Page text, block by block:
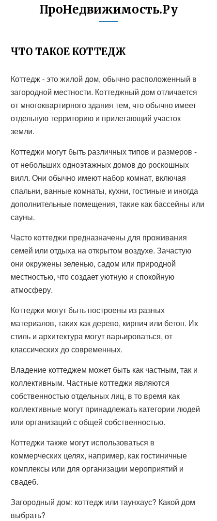
ПроНедвижимость.Ру
ЧТО ТАКОЕ КОТТЕДЖ
Коттедж - это жилой дом, обычно расположенный в
загородной местности. Коттеджный дом отличается
от многоквартирного здания тем, что обычно имеет
отдельную территорию и прилегающий участок
земли.
Коттеджи могут быть различных типов и размеров -
от небольших одноэтажных домов до роскошных
вилл. Они обычно имеют набор комнат, включая
спальни, ванные комнаты, кухни, гостиные и иногда
дополнительные помещения, такие как бассейны или
сауны.
Часто коттеджи предназначены для проживания
семей или отдыха на открытом воздухе. Зачастую
они окружены зеленью, садом или природной
местностью, что создает уютную и спокойную
атмосферу.
Коттеджи могут быть построены из разных
материалов, таких как дерево, кирпич или бетон. Их
стиль и архитектура могут варьироваться, от
классических до современных.
Владение коттеджем может быть как частным, так и
коллективным. Частные коттеджи являются
собственностью отдельных лиц, в то время как
коллективные могут принадлежать категории людей
или организаций с общей собственностью.
Коттеджи также могут использоваться в
коммерческих целях, например, как гостиничные
комплексы или для организации мероприятий и
свадеб.
Загородный дом: коттедж или таунхаус? Какой дом
выбрать?